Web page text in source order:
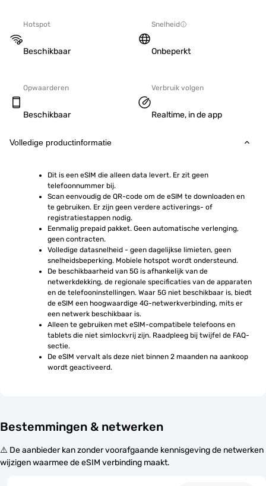
Hotspot
Beschikbaar
Snelheid
Onbeperkt
Opwaarderen
Beschikbaar
Verbruik volgen
Realtime, in de app
Volledige productinformatie
Dit is een eSIM die alleen data levert. Er zit geen
telefoonnummer bij.
Scan eenvoudig de QR-code om de eSIM te downloaden en
te gebruiken. Er zijn geen verdere activerings- of
registratiestappen nodig.
Eenmalig prepaid pakket. Geen automatische verlenging,
geen contracten.
Volledige datasnelheid - geen dagelijkse limieten, geen
snelheidsbeperking. Mobiele hotspot wordt ondersteund.
De beschikbaarheid van 5G is afhankelijk van de
netwerkdekking, de regionale specificaties van de apparaten
en de telefooninstellingen. Waar 5G niet beschikbaar is, biedt
de eSIM een hoogwaardige 4G-netwerkverbinding, mits er
een netwerk beschikbaar is.
Alleen te gebruiken met eSIM-compatibele telefoons en
tablets die niet simlockvrij zijn. Raadpleeg bij twijfel de FAQ-
sectie.
De eSIM vervalt als deze niet binnen 2 maanden na aankoop
wordt geactiveerd.
Bestemmingen & netwerken
⚠️ De aanbieder kan zonder voorafgaande kennisgeving de netwerken
wijzigen waarmee de eSIM verbinding maakt.